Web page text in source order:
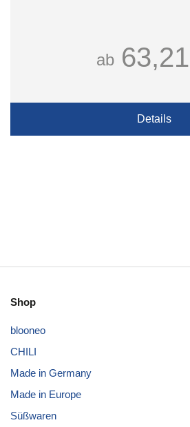
ab
Details
Shop
blooneo
CHILI
Made in Germany
Made in Europe
Süßwaren